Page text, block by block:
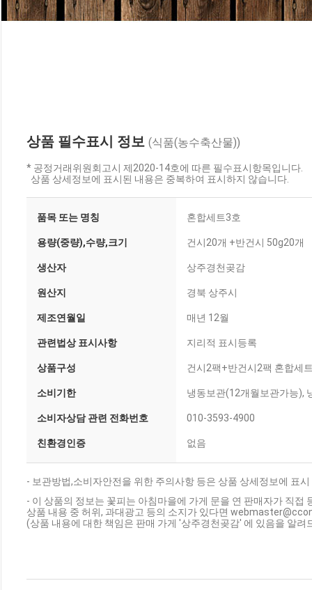
상품 필수표시 정보 (식품(농수축산물))
* 공정거래위원회고시 제2020-14호에 따른 필수표시항목입니다.
상품 상세정보에 표시된 내용은 중복하여 표시하지 않습니다.
품목 또는 명칭 혼합세트3호
용량(중량),수량,크기 건시20개 +반건시 50g20개
생산자 상주경천곶감
원산지 경북 상주시
제조연월일 매년 12월
관련법상 표시사항 지리적 표시등록
상품구성 건시2팩+반건시2팩 혼합세
소비기한 냉동보관(12개월보관가능),
소비자상담 관련 전화번호 010-3593-4900
친환경인증 없음
- 보관방법,소비자안전을 위한 주의사항 등은 상품 상세정보에 표
- 이 상품의 정보는 꽃피는 아침마을에 가게 문을 연 판매자가 직접
상품 내용 중 허위, 과대광고 등의 소지가 있다면
(상품 내용에 대한 책임은 판매 가게 '상주경천곶감' 에 있음을 알려